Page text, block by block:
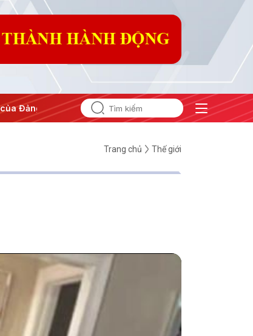
#Hội nghị Trung ương 3
Trang chủ Thế giới